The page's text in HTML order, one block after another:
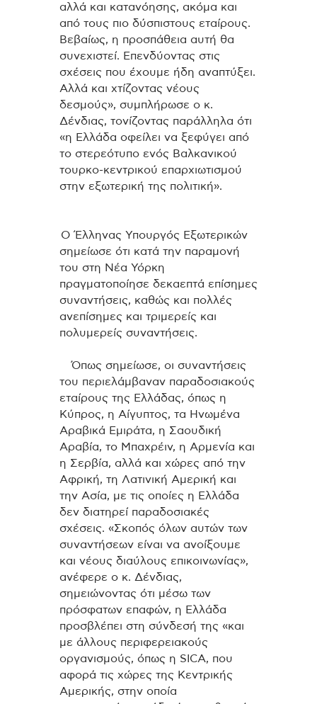
αλλά και κατανόησης, ακόμα και
από τους πιο δύσπιστους εταίρους.
Βεβαίως, η προσπάθεια αυτή θα
συνεχιστεί. Επενδύοντας στις
σχέσεις που έχουμε ήδη αναπτύξει.
Αλλά και χτίζοντας νέους
δεσμούς», συμπλήρωσε ο κ.
Δένδιας, τονίζοντας παράλληλα ότι
«η Ελλάδα οφείλει να ξεφύγει από
το στερεότυπο ενός Βαλκανικού
τουρκο-κεντρικού επαρχιωτισμού
στην εξωτερική της πολιτική».
Ο Έλληνας Υπουργός Εξωτερικών
σημείωσε ότι κατά την παραμονή
του στη Νέα Υόρκη
πραγματοποίησε δεκαεπτά επίσημες
συναντήσεις, καθώς και πολλές
ανεπίσημες και τριμερείς και
πολυμερείς συναντήσεις.
Όπως σημείωσε, οι συναντήσεις
του περιελάμβαναν παραδοσιακούς
εταίρους της Ελλάδας, όπως η
Κύπρος, η Αίγυπτος, τα Ηνωμένα
Αραβικά Εμιράτα, η Σαουδική
Αραβία, το Μπαχρέιν, η Αρμενία και
η Σερβία, αλλά και χώρες από την
Αφρική, τη Λατινική Αμερική και
την Ασία, με τις οποίες η Ελλάδα
δεν διατηρεί παραδοσιακές
σχέσεις. «Σκοπός όλων αυτών των
συναντήσεων είναι να ανοίξουμε
και νέους διαύλους επικοινωνίας»,
ανέφερε ο κ. Δένδιας,
σημειώνοντας ότι μέσω των
πρόσφατων επαφών, η Ελλάδα
προσβλέπει στη σύνδεσή της «και
με άλλους περιφερειακούς
οργανισμούς, όπως η SICA, που
αφορά τις χώρες της Κεντρικής
Αμερικής, στην οποία